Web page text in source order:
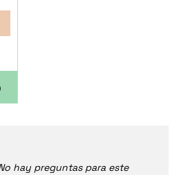
hay preguntas para este